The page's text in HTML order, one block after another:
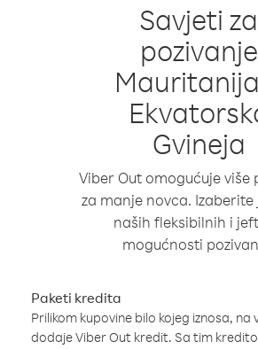
Savjeti za
pozivanje
Gvineja
Viber Out omogućuje više
za manje novca. Izaberite
naših fleksibilnih i
mogućnosti
Paketi kredita
Prilikom kupovine bilo kojeg iznosa, na
dodaje Viber Out kredit. Sa tim